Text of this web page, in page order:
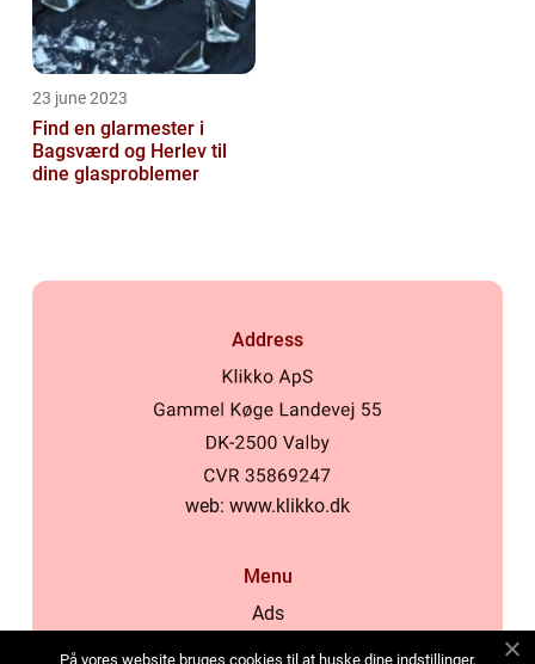
23 june 2023
Find en glarmester i
Bagsværd og Herlev til
dine glasproblemer
Address
web: www.klikko.dk
Menu
Ads
På vores website bruges cookies til at huske dine indstillinger,